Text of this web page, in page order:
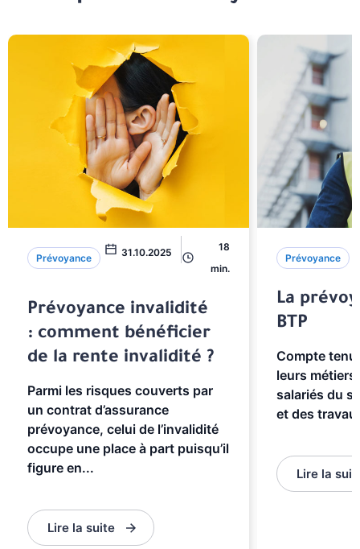
Prévoyance 31.10.2025
18
min.
Prévoyance invalidité
: comment bénéficier
de la rente invalidité ?
Parmi les risques couverts par
un contrat d’assurance
prévoyance, celui de l’invalidité
occupe une place à part puisqu’il
figure en...
Lire la suite
Prévoyance
La
BTP
Compte
leurs
salariés du
et des
Lire la